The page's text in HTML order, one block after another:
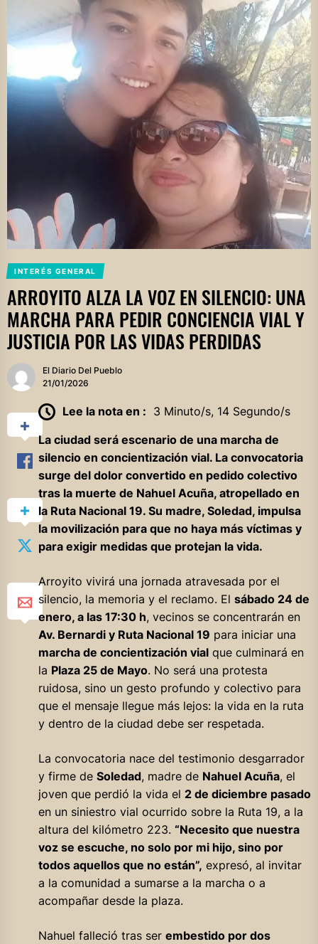
INTERÉS GENERAL
ARROYITO ALZA LA VOZ EN SILENCIO: UNA
MARCHA PARA PEDIR CONCIENCIA VIAL Y
JUSTICIA POR LAS VIDAS PERDIDAS
El Diario Del Pueblo
21/01/2026
Lee la nota en : 3 Minuto/s, 14 Segundo/s
La ciudad será escenario de una marcha de
silencio en concientización vial. La convocatoria
surge del dolor convertido en pedido colectivo
tras la muerte de Nahuel Acuña, atropellado en
la Ruta Nacional 19. Su madre, Soledad, impulsa
la movilización para que no haya más víctimas y
para exigir medidas que protejan la vida.
Arroyito vivirá una jornada atravesada por el
silencio, la memoria y el reclamo. El sábado 24 de
enero, a las 17:30 h, vecinos se concentrarán en
Av. Bernardi y Ruta Nacional 19 para iniciar una
marcha de concientización vialque culminará en
la Plaza 25 de Mayo. No será una protesta
ruidosa, sino un gesto profundo y colectivo para
que el mensaje llegue más lejos: la vida en la ruta
y dentro de la ciudad debe ser respetada.
La convocatoria nace del testimonio desgarrador
y firme de Soledad, madre de Nahuel Acuña, el
joven que perdió la vida el 2 de diciembre pasado
en un siniestro vial ocurrido sobre la Ruta 19, a la
altura del kilómetro 223. “Necesito que nuestra
voz se escuche, no solo por mi hijo, sino por
todos aquellos que no están”, expresó, al invitar
a la comunidad a sumarse a la marcha o a
acompañar desde la plaza.
Nahuel falleció tras ser embestido por dos